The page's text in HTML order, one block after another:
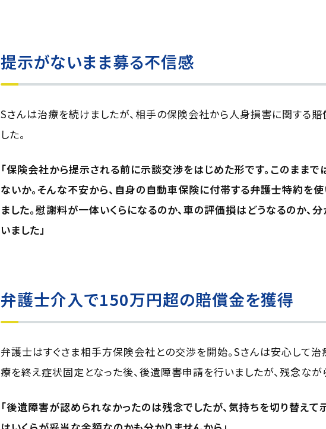
提示がないまま募る不信感
Sさんは治療を続けましたが、相手の保険会社から人身損害に関する
した。
「保険会社から提示される前に示談交渉をはじめた形です。このまま
ないか。そんな不安から、自身の自動車保険に付帯する弁護士特約を
ました。慰謝料が一体いくらになるのか、車の評価損はどうなるのか、
いました」
弁護士介入で150万円超の賠償金を獲得
弁護士はすぐさま相手方保険会社との交渉を開始。Sさんは安心して治
療を終え症状固定となった後、後遺障害申請を行いましたが、残念なが
「後遺障害が認められなかったのは残念でしたが、気持ちを切り替えて